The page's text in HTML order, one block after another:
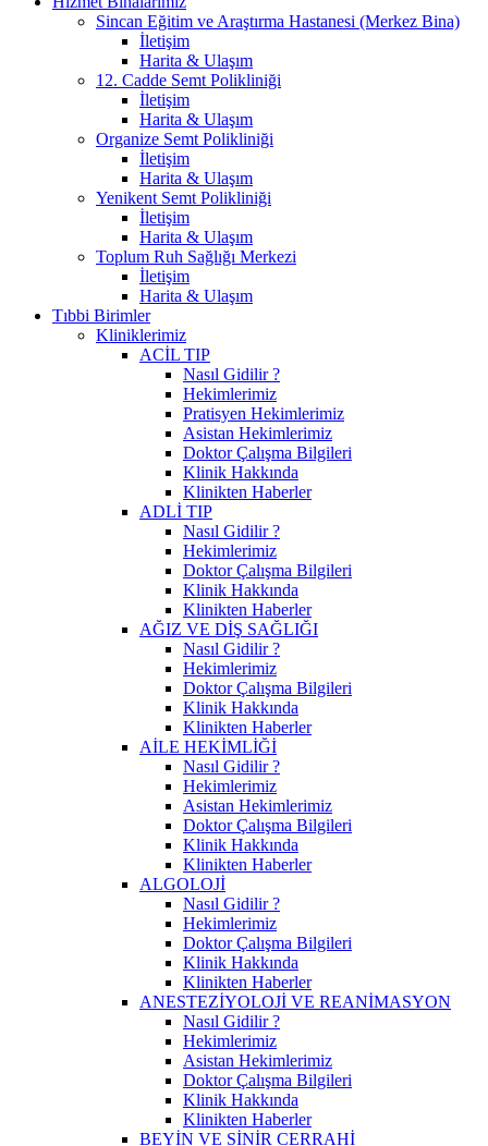
Sincan Eğitim ve Araştırma Hastanesi (Merkez Bina)
İletişim
Harita & Ulaşım
12. Cadde Semt Polikliniği
İletişim
Harita & Ulaşım
Organize Semt Polikliniği
İletişim
Harita & Ulaşım
Yenikent Semt Polikliniği
İletişim
Harita & Ulaşım
Toplum Ruh Sağlığı Merkezi
İletişim
Harita & Ulaşım
Tıbbi Birimler
Kliniklerimiz
ACİL TIP
Nasıl Gidilir ?
Hekimlerimiz
Pratisyen Hekimlerimiz
Asistan Hekimlerimiz
Doktor Çalışma Bilgileri
Klinik Hakkında
Klinikten Haberler
ADLİ TIP
Nasıl Gidilir ?
Hekimlerimiz
Doktor Çalışma Bilgileri
Klinik Hakkında
Klinikten Haberler
AĞIZ VE DİŞ SAĞLIĞI
Nasıl Gidilir ?
Hekimlerimiz
Doktor Çalışma Bilgileri
Klinik Hakkında
Klinikten Haberler
AİLE HEKİMLİĞİ
Nasıl Gidilir ?
Hekimlerimiz
Asistan Hekimlerimiz
Doktor Çalışma Bilgileri
Klinik Hakkında
Klinikten Haberler
ALGOLOJİ
Nasıl Gidilir ?
Hekimlerimiz
Doktor Çalışma Bilgileri
Klinik Hakkında
Klinikten Haberler
ANESTEZİYOLOJİ VE REANİMASYON
Nasıl Gidilir ?
Hekimlerimiz
Asistan Hekimlerimiz
Doktor Çalışma Bilgileri
Klinik Hakkında
Klinikten Haberler
BEYİN VE SİNİR CERRAHİ